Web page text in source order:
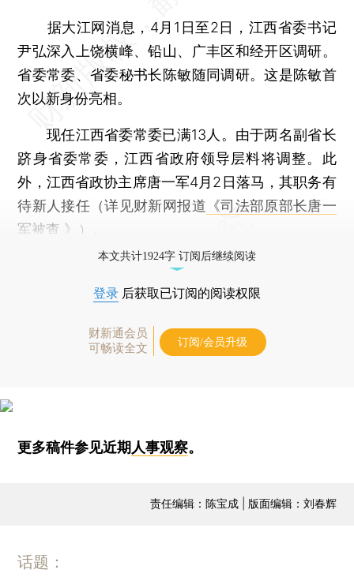
据大江网消息，4月1日至2日，江西省委书记
尹弘深入上饶横峰、铅山、广丰区和经开区调研。
省委常委、省委秘书长陈敏随同调研。这是陈敏首
次以新身份亮相。
现任江西省委常委已满13人。由于两名副省长
跻身省委常委，江西省政府领导层料将调整。此
外，江西省政协主席唐一军4月2日落马，其职务有
待新人接任（详见财新网报道 《司法部原部长唐一
军被查 》
）。
本文共计1924字 订阅后继续阅读
登录 后获取已订阅的阅读权限
财新通会员
可畅读全文
订阅/会员升级
更多稿件参见近期人事观察。
责任编辑：陈宝成 | 版面编辑：刘春辉
话题：